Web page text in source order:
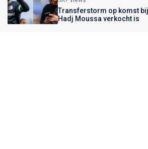
Transferstorm op komst
Hadj Moussa verkocht is